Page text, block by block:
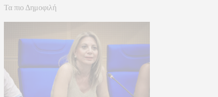
Τα πιο Δημοφιλή